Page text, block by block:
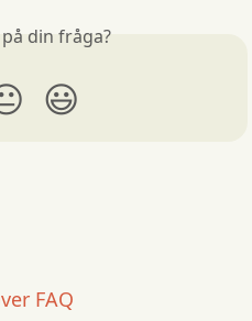
din fråga?
😃